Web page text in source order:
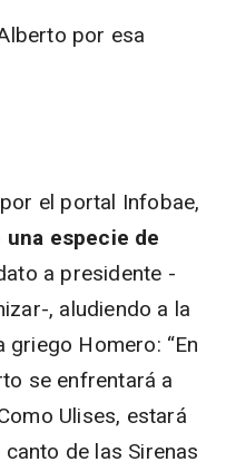
por esa
el portal Infobae,
una especie de
a presidente -
, aludiendo a la
Homero: “En
se enfrentará a
Ulises, estará
de las Sirenas